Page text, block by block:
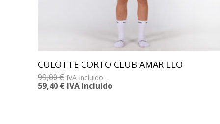
CULOTTE CORTO CLUB AMARILLO
99,00€ IVA Incluido
59,40 € IVA Incluido